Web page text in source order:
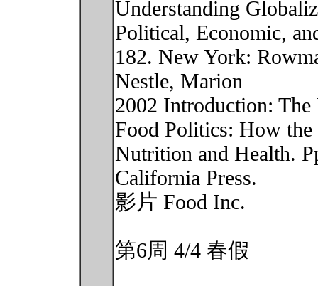
Understanding
Political, Economic,
182. New York:
Nestle, Marion
2002 Introduction:
Food Politics: How
Nutrition and Health.
California Press.
影片 Food Inc.
第6周 4/4 春假